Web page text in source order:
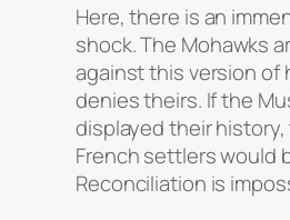
Here, there is an
shock. The Mohawks
against this version of
denies theirs. If the
displayed their
French settlers would
Reconciliation is